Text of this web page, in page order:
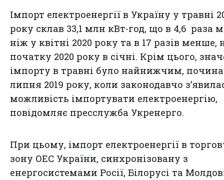
Імпорт електроенергії в Україну у травні
року склав 33,1 млн кВт-год, що в 4,6 раза
ніж у квітні 2020 року та в 17 разів менше,
початку 2020 року в січні. Крім цього,
імпорту в травні було найнижчим,
липня 2019 року, коли законодавчо
можливість імпортувати електроенергію,
повідомляє пресслужба Укренерго.
При цьому, імпорт електроенергії в
зону ОЕС України, синхронізовану з
енергосистемами Росії, Білорусі та